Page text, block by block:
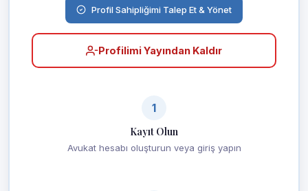
Profil Sahipliğimi Talep Et & Yönet
Profilimi Yayından Kaldır
1
Kayıt Olun
Avukat hesabı oluşturun veya giriş yapın